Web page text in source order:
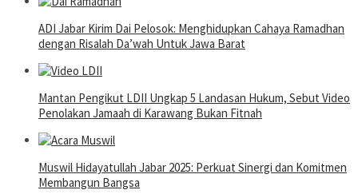
ADI Jabar Kirim Dai Pelosok: Menghidupkan Cahaya Ramadhan
dengan Risalah Da’wah Untuk Jawa Barat
Mantan Pengikut LDII Ungkap 5 Landasan Hukum, Sebut Video
Penolakan Jamaah di Karawang Bukan Fitnah
Muswil Hidayatullah Jabar 2025: Perkuat Sinergi dan Komitmen
Membangun Bangsa